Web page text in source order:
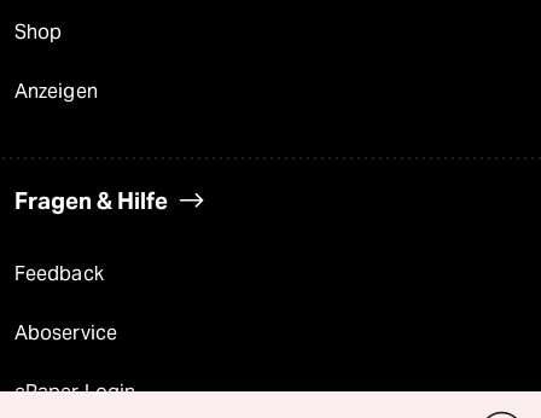
Shop
Anzeigen
Fragen & Hilfe
Feedback
Aboservice
ePaper Login